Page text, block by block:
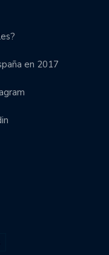
en 2017